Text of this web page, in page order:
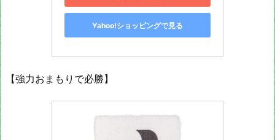
Yahoo!ショッピングで見る
【強力おまもりで必勝】